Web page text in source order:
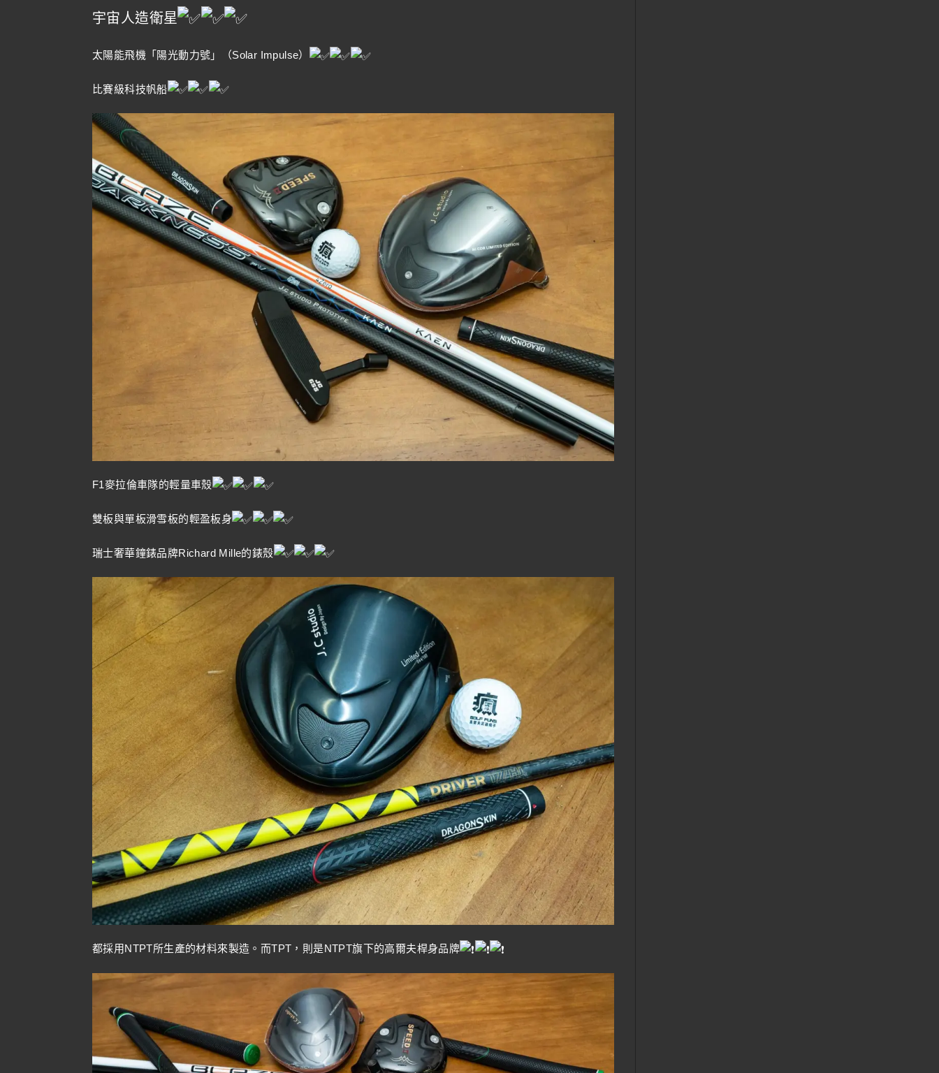
宇宙人造衛星
太陽能飛機「陽光動力號」（Solar Impulse）
比賽級科技帆船
F1麥拉倫車隊的輕量車殼
雙板與單板滑雪板的輕盈板身
瑞士奢華鐘錶品牌Richard Mille的錶殼
都採用NTPT所生產的材料來製造。而TPT，則是NTPT旗下的高爾夫桿身品牌